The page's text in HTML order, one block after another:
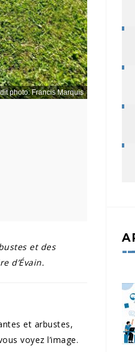
photo: Francis Marquis
et des
d’Évain.
et arbustes,
voyez l’image.